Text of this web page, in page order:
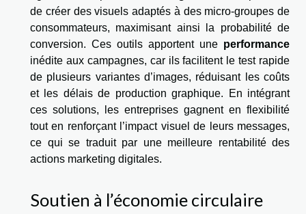
de créer des visuels adaptés à des micro-groupes de
consommateurs, maximisant ainsi la probabilité de
conversion. Ces outils apportent une performance
inédite aux campagnes, car ils facilitent le test rapide
de plusieurs variantes d’images, réduisant les coûts
et les délais de production graphique. En intégrant
ces solutions, les entreprises gagnent en flexibilité
tout en renforçant l’impact visuel de leurs messages,
ce qui se traduit par une meilleure rentabilité des
actions marketing digitales.
Soutien à l’économie circulaire